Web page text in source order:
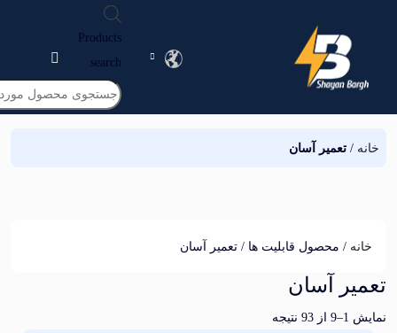
Products
search
تعمیر آسان
/ محصول قابلیت ها / تعمیر آسان
آسان